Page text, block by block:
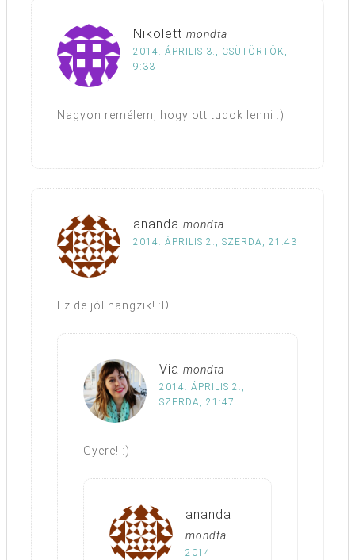
Nikolett mondta
2014. ÁPRILIS 3., CSÜTÖRTÖK,
9:33
Nagyon remélem, hogy ott tudok lenni :)
ananda mondta
2014. ÁPRILIS 2., SZERDA, 21:43
Ez de jól hangzik! :D
Via mondta
2014. ÁPRILIS 2.,
SZERDA, 21:47
Gyere! :)
ananda
mondta
2014.